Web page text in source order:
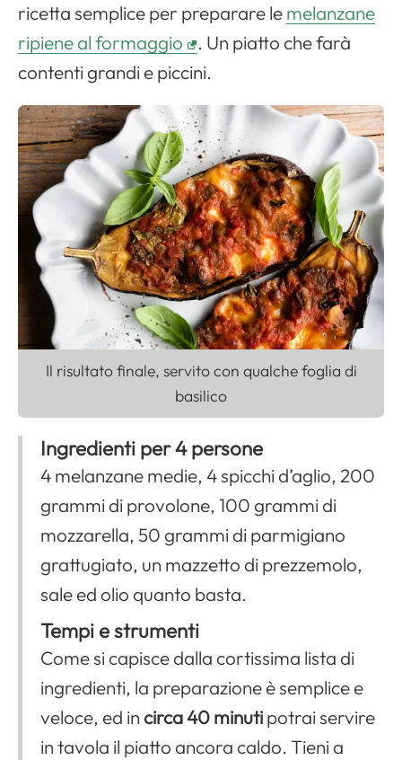
ricetta semplice per preparare lemelanzane
ripiene al formaggio
. Un piatto che farà
contenti grandi e piccini.
Il risultato finale, servito con qualche foglia di
basilico
Ingredienti per 4 persone
4 melanzane medie, 4 spicchi d’aglio, 200
grammi di provolone, 100 grammi di
mozzarella, 50 grammi di parmigiano
grattugiato, un mazzetto di prezzemolo,
sale ed olio quanto basta.
Tempi e strumenti
Come si capisce dalla cortissima lista di
ingredienti, la preparazione è semplice e
veloce, ed incirca 40 minutipotrai servire
in tavola il piatto ancora caldo. Tieni a
Apri il menu di navigazione